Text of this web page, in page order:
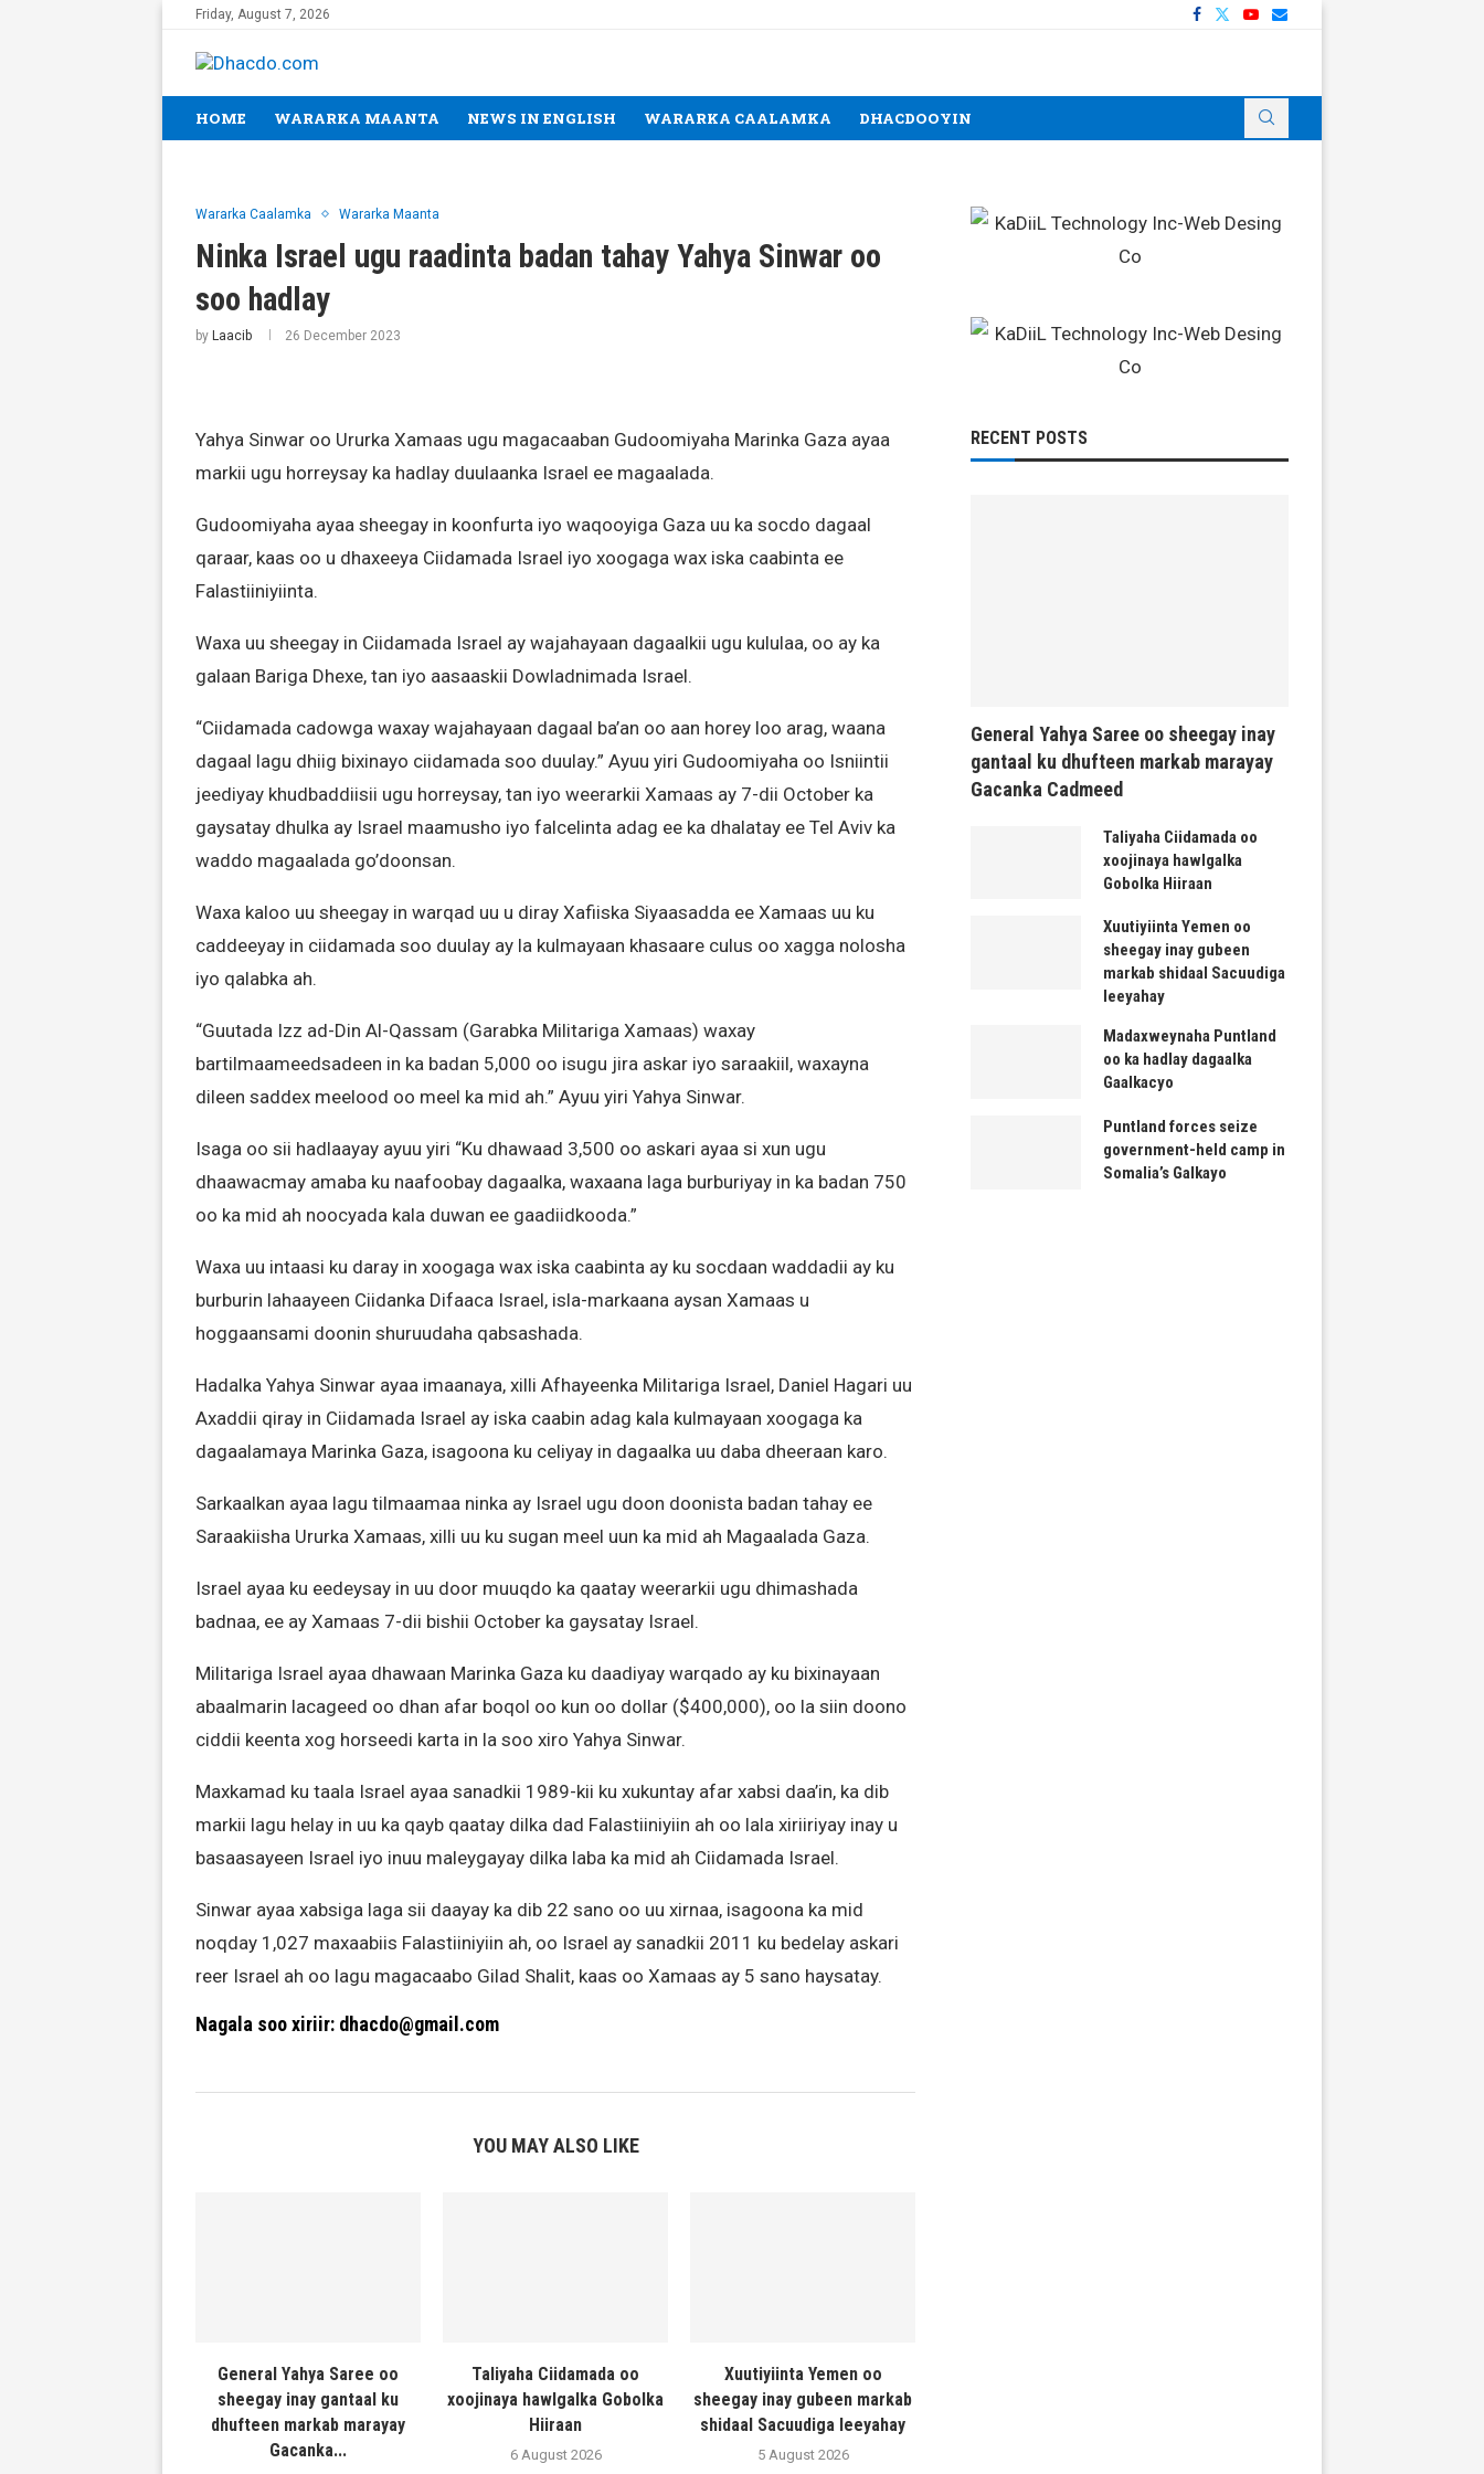
Friday, August 7, 2026
HOME WARARKA MAANTA NEWS IN ENGLISH WARARKA CAALAMKA DHACDOOYIN
Wararka Caalamka Wararka Maanta
Ninka Israel ugu raadinta badan tahay Yahya Sinwar oo
soo hadlay
by Laacib 26 December 2023
Yahya Sinwar oo Ururka Xamaas ugu magacaaban Gudoomiyaha Marinka Gaza ayaa
markii ugu horreysay ka hadlay duulaanka Israel ee magaalada.
Gudoomiyaha ayaa sheegay in koonfurta iyo waqooyiga Gaza uu ka socdo dagaal
qaraar, kaas oo u dhaxeeya Ciidamada Israel iyo xoogaga wax iska caabinta ee
Falastiiniyiinta.
Waxa uu sheegay in Ciidamada Israel ay wajahayaan dagaalkii ugu kululaa, oo ay ka
galaan Bariga Dhexe, tan iyo aasaaskii Dowladnimada Israel.
“Ciidamada cadowga waxay wajahayaan dagaal ba’an oo aan horey loo arag, waana
dagaal lagu dhiig bixinayo ciidamada soo duulay.” Ayuu yiri Gudoomiyaha oo Isniintii
jeediyay khudbaddiisii ugu horreysay, tan iyo weerarkii Xamaas ay 7-dii October ka
gaysatay dhulka ay Israel maamusho iyo falcelinta adag ee ka dhalatay ee Tel Aviv ka
waddo magaalada go’doonsan.
Waxa kaloo uu sheegay in warqad uu u diray Xafiiska Siyaasadda ee Xamaas uu ku
caddeeyay in ciidamada soo duulay ay la kulmayaan khasaare culus oo xagga nolosha
iyo qalabka ah.
“Guutada Izz ad-Din Al-Qassam (Garabka Militariga Xamaas) waxay
bartilmaameedsadeen in ka badan 5,000 oo isugu jira askar iyo saraakiil, waxayna
dileen saddex meelood oo meel ka mid ah.” Ayuu yiri Yahya Sinwar.
Isaga oo sii hadlaayay ayuu yiri “Ku dhawaad 3,500 oo askari ayaa si xun ugu
dhaawacmay amaba ku naafoobay dagaalka, waxaana laga burburiyay in ka badan 750
oo ka mid ah noocyada kala duwan ee gaadiidkooda.”
Waxa uu intaasi ku daray in xoogaga wax iska caabinta ay ku socdaan waddadii ay ku
burburin lahaayeen Ciidanka Difaaca Israel, isla-markaana aysan Xamaas u
hoggaansami doonin shuruudaha qabsashada.
Hadalka Yahya Sinwar ayaa imaanaya, xilli Afhayeenka Militariga Israel, Daniel Hagari uu
Axaddii qiray in Ciidamada Israel ay iska caabin adag kala kulmayaan xoogaga ka
dagaalamaya Marinka Gaza, isagoona ku celiyay in dagaalka uu daba dheeraan karo.
Sarkaalkan ayaa lagu tilmaamaa ninka ay Israel ugu doon doonista badan tahay ee
Saraakiisha Ururka Xamaas, xilli uu ku sugan meel uun ka mid ah Magaalada Gaza.
Israel ayaa ku eedeysay in uu door muuqdo ka qaatay weerarkii ugu dhimashada
badnaa, ee ay Xamaas 7-dii bishii October ka gaysatay Israel.
Militariga Israel ayaa dhawaan Marinka Gaza ku daadiyay warqado ay ku bixinayaan
abaalmarin lacageed oo dhan afar boqol oo kun oo dollar ($400,000), oo la siin doono
ciddii keenta xog horseedi karta in la soo xiro Yahya Sinwar.
Maxkamad ku taala Israel ayaa sanadkii 1989-kii ku xukuntay afar xabsi daa’in, ka dib
markii lagu helay in uu ka qayb qaatay dilka dad Falastiiniyiin ah oo lala xiriiriyay inay u
basaasayeen Israel iyo inuu maleygayay dilka laba ka mid ah Ciidamada Israel.
Sinwar ayaa xabsiga laga sii daayay ka dib 22 sano oo uu xirnaa, isagoona ka mid
noqday 1,027 maxaabiis Falastiiniyiin ah, oo Israel ay sanadkii 2011 ku bedelay askari
reer Israel ah oo lagu magacaabo Gilad Shalit, kaas oo Xamaas ay 5 sano haysatay.
Nagala soo xiriir: dhacdo@gmail.com
YOU MAY ALSO LIKE
General Yahya Saree oo
sheegay inay gantaal ku
dhufteen markab marayay
Gacanka...
Taliyaha Ciidamada oo
xoojinaya hawlgalka Gobolka
Hiiraan
6 August 2026
Xuutiyiinta Yemen oo
sheegay inay gubeen markab
shidaal Sacuudiga leeyahay
5 August 2026
RECENT POSTS
General Yahya Saree oo sheegay inay
gantaal ku dhufteen markab marayay
Gacanka Cadmeed
Taliyaha Ciidamada oo
xoojinaya hawlgalka
Gobolka Hiiraan
Xuutiyiinta Yemen oo
sheegay inay gubeen
markab shidaal Sacuudiga
leeyahay
Madaxweynaha Puntland
oo ka hadlay dagaalka
Gaalkacyo
Puntland forces seize
government-held camp in
Somalia’s Galkayo